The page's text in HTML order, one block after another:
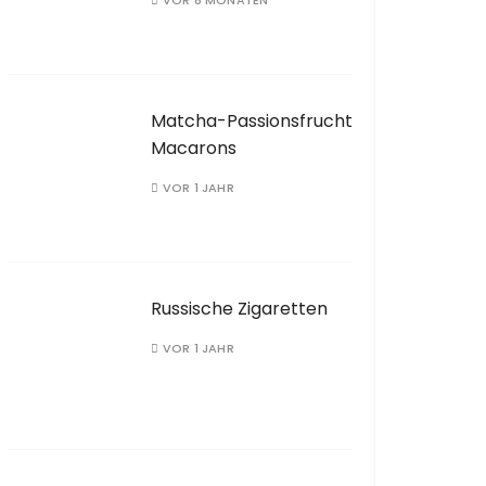
Matcha-Passionsfrucht
Macarons
VOR 1 JAHR
Russische Zigaretten
VOR 1 JAHR